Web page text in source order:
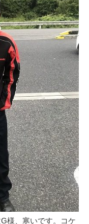
様、寒いです。コケ